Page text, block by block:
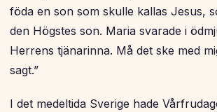
föda en son som skulle kallas Jesus,
den Högstes son. Maria svarade i
Herrens tjänarinna. Må det ske med
sagt.”
I det medeltida Sverige hade